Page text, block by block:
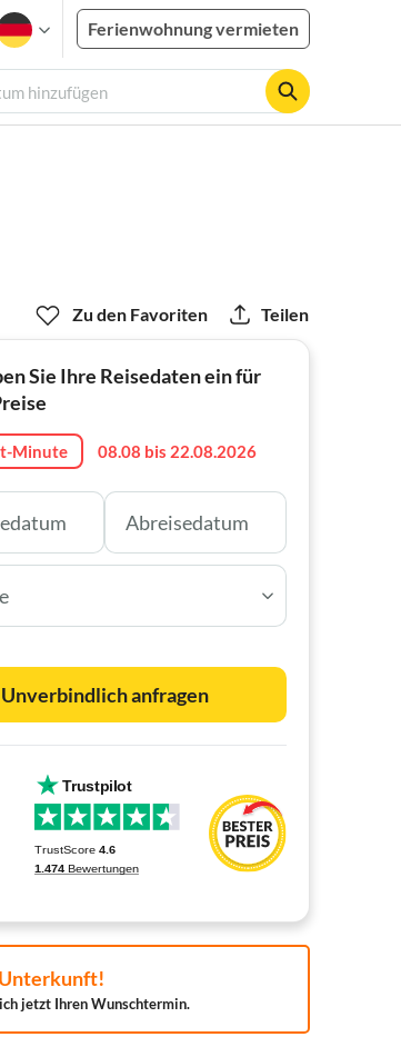
Ferienwohnung vermieten
hinzufügen
Zu den Favoriten Teilen
Sie Ihre Reisedaten ein für
Minute 08.08 bis 22.08.2026
Unverbindlich anfragen
jetzt Ihren Wunschtermin.